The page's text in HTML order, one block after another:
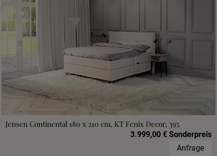
Jensen Continental 180 x 210 cm, KT Fenix Decor, 395
3.999,00 € Sonderpreis
Anfrage